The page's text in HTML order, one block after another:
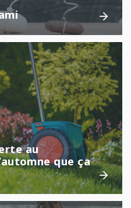
au
que ça